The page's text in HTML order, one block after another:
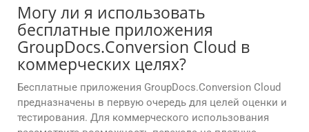
Могу ли я использовать
бесплатные приложения
GroupDocs.Conversion Cloud в
коммерческих целях?
Бесплатные приложения GroupDocs.Conversion Cloud
предназначены в первую очередь для целей оценки и
тестирования. Для коммерческого использования